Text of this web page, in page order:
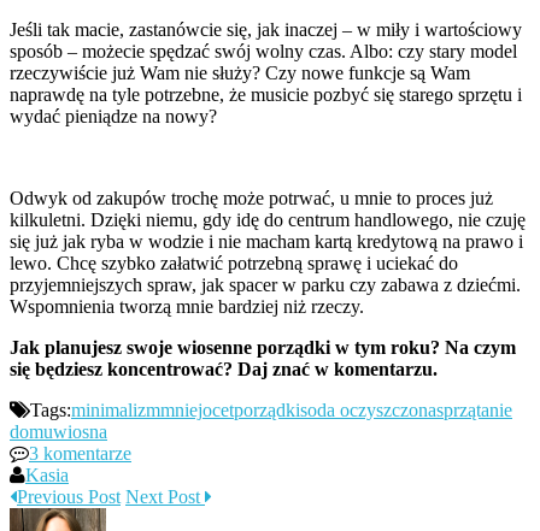
Jeśli tak macie, zastanówcie się, jak inaczej – w miły i wartościowy
sposób – możecie spędzać swój wolny czas. Albo: czy stary model
rzeczywiście już Wam nie służy? Czy nowe funkcje są Wam
naprawdę na tyle potrzebne, że musicie pozbyć się starego sprzętu i
wydać pieniądze na nowy?
Odwyk od zakupów trochę może potrwać, u mnie to proces już
kilkuletni. Dzięki niemu, gdy idę do centrum handlowego, nie czuję
się już jak ryba w wodzie i nie macham kartą kredytową na prawo i
lewo. Chcę szybko załatwić potrzebną sprawę i uciekać do
przyjemniejszych spraw, jak spacer w parku czy zabawa z dziećmi.
Wspomnienia tworzą mnie bardziej niż rzeczy.
Jak planujesz swoje wiosenne porządki w tym roku? Na czym
się będziesz koncentrować? Daj znać w komentarzu.
Tags:minimalizmmniejocetporządkisoda oczyszczonasprzątanie
domuwiosna
3 komentarze
Kasia
Previous Post Next Post